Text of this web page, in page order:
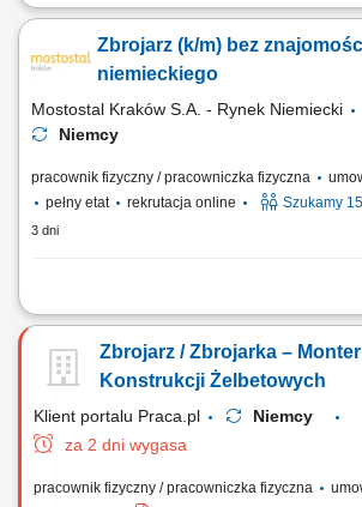
Opis stanowiska: Wykonywanie zbrojeń poprzez
zbrojeniowych zgodnie z dokumentacją
wykonywanych elementów. Praca na hali
Zbrojarz (k/m) bez
niemieckiego
Mostostal Kraków S.A. - Rynek Niemiecki
Niemcy
pracownik fizyczny / pracowniczka fizyczna
pełny etat
rekrutacja online Szukamy
3 dni
Zakres obowiązków Wiązanie zbrojenia cęgami;
Zbrojarz / Zbrojarka –
Konstrukcji Żelbetowych
Klient portalu Praca.pl
Niemcy
za 2 dni wygasa
pracownik fizyczny / pracowniczka fizyczna